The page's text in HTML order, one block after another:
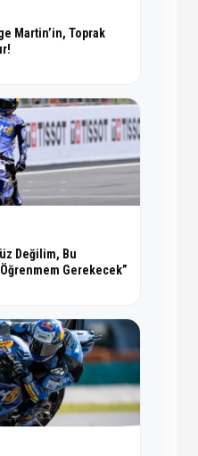
Martin’in, Toprak
Değilim, Bu
Öğrenmem Gerekecek”